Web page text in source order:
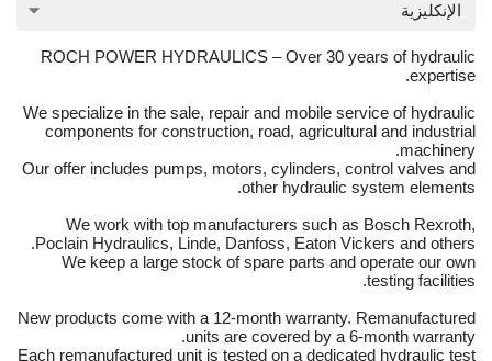
الإنكليزية
ROCH POWER HYDRAULICS – Over 30 years of hydraulic
expertise.
We specialize in the sale, repair and mobile service of hydraulic
components for construction, road, agricultural and industrial
machinery.
Our offer includes pumps, motors, cylinders, control valves and
other hydraulic system elements.
We work with top manufacturers such as Bosch Rexroth,
Poclain Hydraulics, Linde, Danfoss, Eaton Vickers and others.
We keep a large stock of spare parts and operate our own
testing facilities.
New products come with a 12-month warranty. Remanufactured
units are covered by a 6-month warranty.
Each remanufactured unit is tested on a dedicated hydraulic test